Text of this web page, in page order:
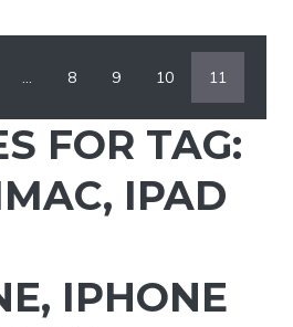
… 8 9 10 11
FOR TAG:
, IPAD
, IPHONE